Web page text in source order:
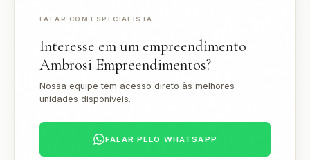
FALAR COM ESPECIALISTA
Interesse em um empreendimento
Ambrosi Empreendimentos?
Nossa equipe tem acesso direto às melhores
unidades disponíveis.
FALAR PELO WHATSAPP